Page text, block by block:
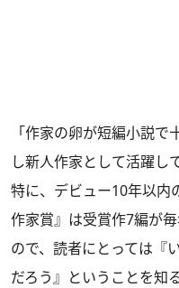
「作家の卵が短編小説
し新人作家として活躍し
特に、デビュー10年以内
作家賞』は受賞作7編が
ので、読者にとっては『
だろう』ということを知